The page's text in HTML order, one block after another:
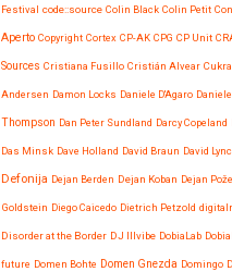
Festival code::source Colin Black Colin Petit
Aperto Copyright Cortex CP-AK CPG CP Unit
Sources Cristiana Fusillo Cristián Alvear
Andersen Damon Locks Daniele D'Agaro
Thompson Dan Peter Sundland Darcy Copeland
Das Minsk Dave Holland David Braun David
Defonija Dejan Berden Dejan Koban Dejan
Goldstein Diego Caicedo Dietrich Petzold
Disorder at the Border DJ Illvibe DobiaLab
future Domen Bohte Domen Gnezda Domingo